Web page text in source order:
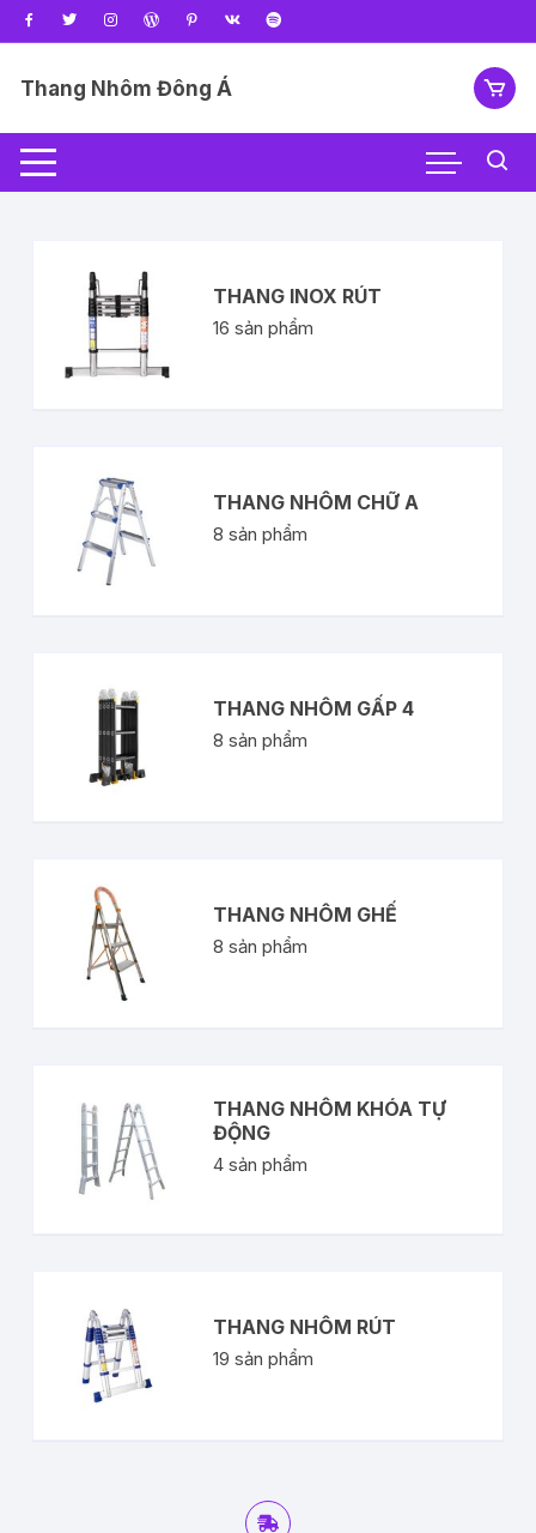
Thang Nhôm Đông Á
THANG INOX RÚT
16 sản phẩm
THANG NHÔM CHỮ A
8 sản phẩm
THANG NHÔM GẤP 4
8 sản phẩm
THANG NHÔM GHẾ
8 sản phẩm
THANG NHÔM KHÓA TỰ
ĐỘNG
4 sản phẩm
THANG NHÔM RÚT
19 sản phẩm